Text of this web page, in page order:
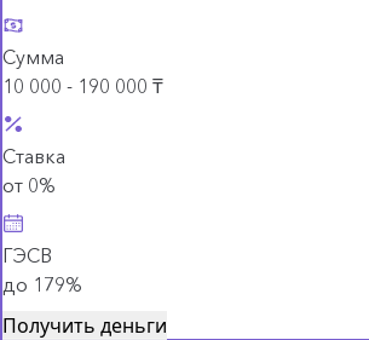
Сумма
10 000 - 190 000 ₸
Ставка
от 0%
ГЭСВ
до 179%
Получить деньги